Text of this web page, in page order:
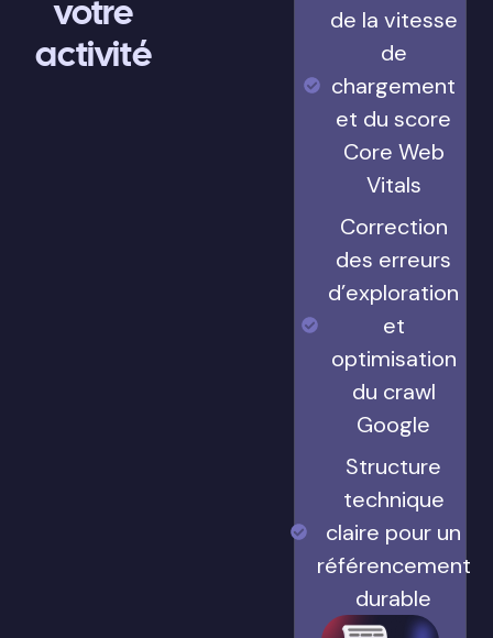
votre
activité
de la vitesse
de
chargement
et du score
Core Web
Vitals
Correction
des erreurs
d’exploration
et
optimisation
du crawl
Google
Structure
technique
claire pour un
référencement
durable